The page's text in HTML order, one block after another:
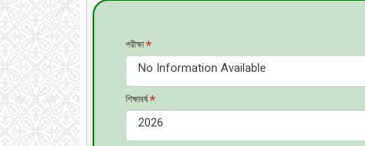
পরীক্ষা*
No Information Available
শিক্ষাবর্ষ*
2026